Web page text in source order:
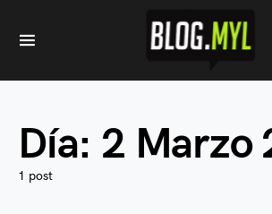
Día: 2 Marzo
1 post